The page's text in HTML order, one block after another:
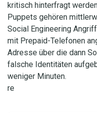
kritisch hinterfragt
Puppets gehören
Social Engineering
mit Prepaid-Telefonen
Adresse über die dann
falsche Identitäten
weniger Minuten.
re